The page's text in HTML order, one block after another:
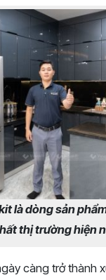
là dòng sản
thị trường hiện
càng trở thành